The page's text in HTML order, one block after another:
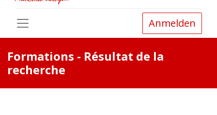
Anmelden
Formations - Résultat de la
recherche